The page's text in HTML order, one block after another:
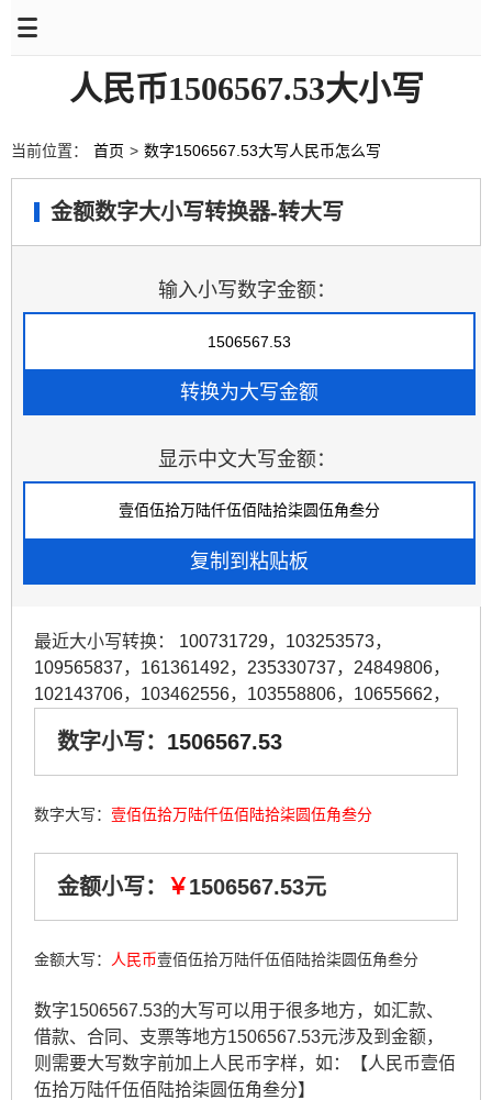
人民币1506567.53大小写
当前位置： 首页 > 数字1506567.53大写人民币怎么写
金额数字大小写转换器-转大写
输入小写数字金额：
显示中文大写金额：
最近大小写转换： 100731729， 103253573，
109565837， 161361492， 235330737， 24849806，
102143706， 103462556， 103558806， 10655662，
数字小写： 1506567.53
数字大写： 壹佰伍拾万陆仟伍佰陆拾柒圆伍角叁分
金额小写： ￥1506567.53元
金额大写： 人民币壹佰伍拾万陆仟伍佰陆拾柒圆伍角叁分
数字1506567.53的大写可以用于很多地方，如汇款、
借款、合同、支票等地方1506567.53元涉及到金额，
则需要大写数字前加上人民币字样，如：【人民币壹佰
伍拾万陆仟伍佰陆拾柒圆伍角叁分】